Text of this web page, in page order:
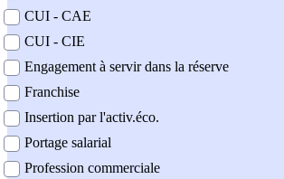
CUI - CAE
CUI - CIE
Engagement à servir dans la réserve
Franchise
Insertion par l'activ.éco.
Portage salarial
Profession commerciale